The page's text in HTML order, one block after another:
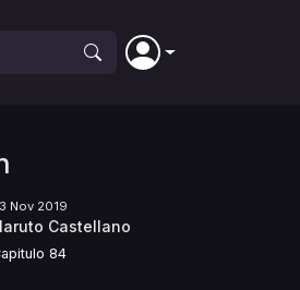
Nov 2019
Castellano
84